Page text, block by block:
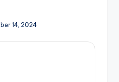
14, 2024